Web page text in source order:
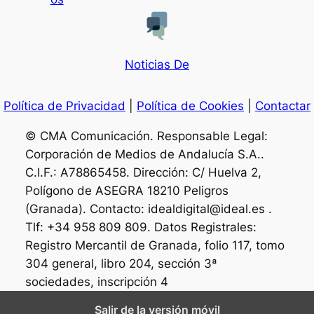
Noticias De
Política de Privacidad Política de Cookies Contactar
© CMA Comunicación. Responsable Legal:
Corporación de Medios de Andalucía S.A..
C.I.F.: A78865458. Dirección: C/ Huelva 2,
Polígono de ASEGRA 18210 Peligros
(Granada). Contacto: idealdigital@ideal.es .
Tlf: +34 958 809 809. Datos Registrales:
Registro Mercantil de Granada, folio 117, tomo
304 general, libro 204, sección 3ª
sociedades, inscripción 4
Salir de la versión móvil